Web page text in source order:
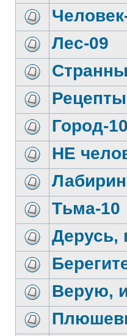
Лес-09
Город-10
НЕ
Тьма-10
Дерусь,
Верую,